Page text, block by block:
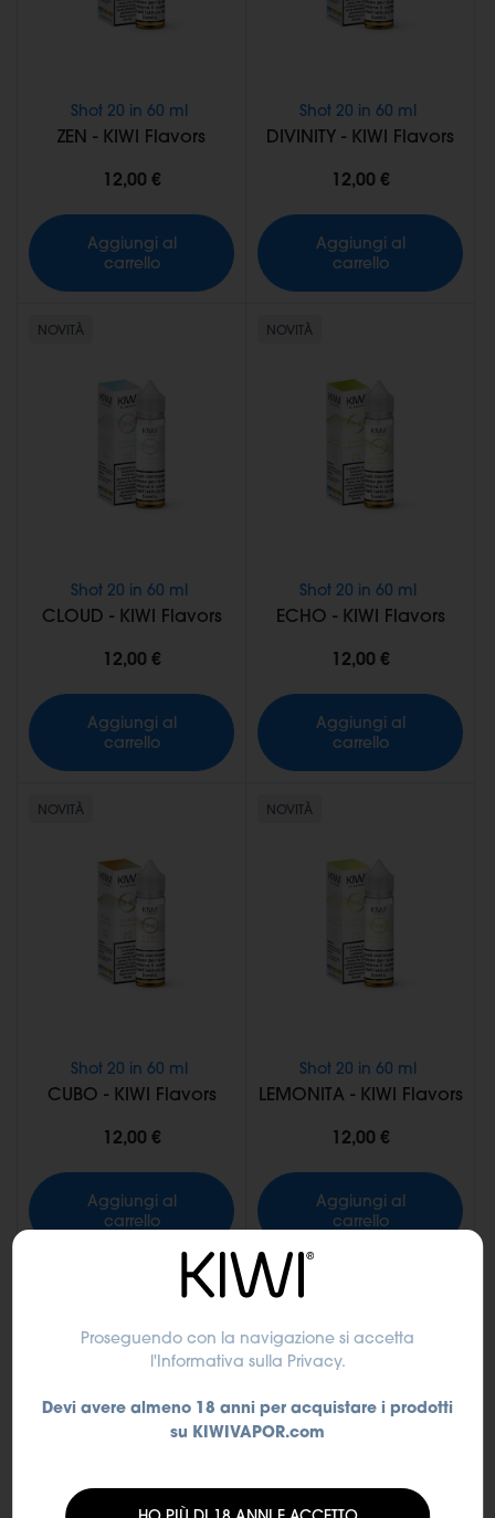
Shot 20 in 60 ml
ZEN - KIWI Flavors
12,00 €
Aggiungi al
carrello
Shot 20 in 60 ml
DIVINITY - KIWI Flavors
12,00 €
Aggiungi al
carrello
NOVITÀ
Shot 20 in 60 ml
CLOUD - KIWI Flavors
12,00 €
Aggiungi al
carrello
NOVITÀ
Shot 20 in 60 ml
ECHO - KIWI Flavors
12,00 €
Aggiungi al
carrello
NOVITÀ
Shot 20 in 60 ml
CUBO - KIWI Flavors
12,00 €
Aggiungi al
carrello
NOVITÀ
Shot 20 in 60 ml
LEMONITA - KIWI Flavors
12,00 €
Aggiungi al
carrello
NOVITÀ
Proseguendo con la navigazione si accetta
l'Informativa sulla Privacy.
Devi avere almeno 18 anni per acquistare i prodotti
su KIWIVAPOR.com